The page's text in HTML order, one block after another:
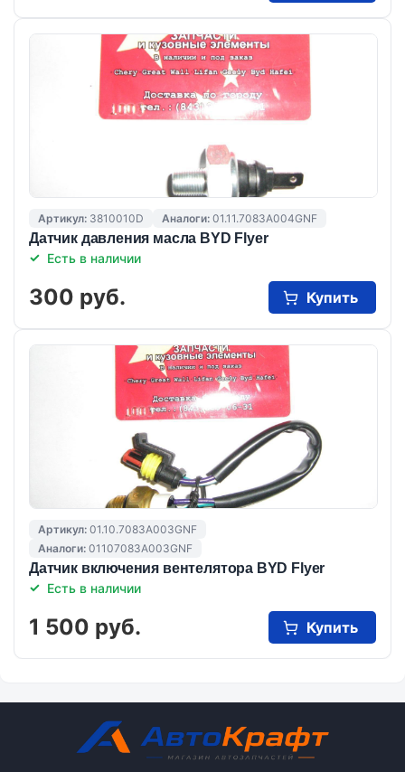
Артикул: 3810010D Аналоги: 01.11.7083A004GNF
Датчик давления масла BYD Flyer
Есть в наличии
300 руб. Купить
Артикул: 01.10.7083A003GNF
Аналоги: 01107083A003GNF
Датчик включения вентелятора BYD Flyer
Есть в наличии
1 500 руб. Купить